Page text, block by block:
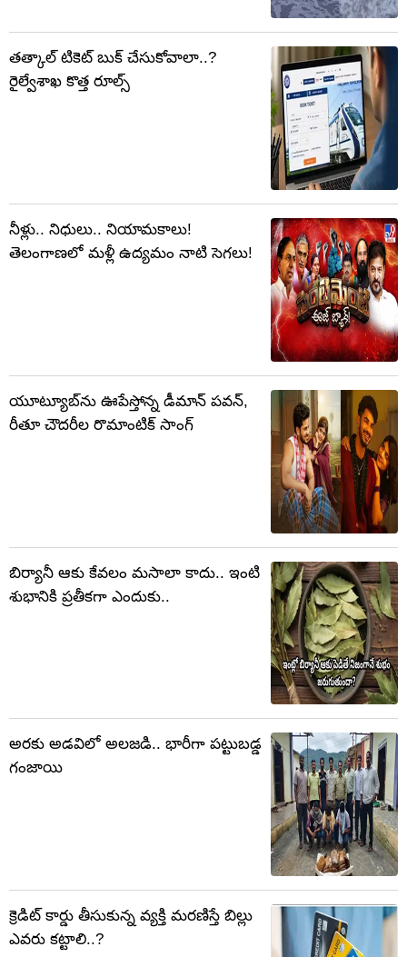
తత్కాల్ టికెట్ బుక్ చేసుకోవాలా..?
రైల్వేశాఖ కొత్త రూల్స్
నీళ్లు.. నిధులు.. నియామకాలు!
తెలంగాణలో మళ్లీ ఉద్యమం నాటి సెగలు!
యూట్యూబ్‌ను ఊపేస్తోన్న డీమాన్ పవన్,
రీతూ చౌదరీల రొమాంటిక్ సాంగ్
బిర్యానీ ఆకు కేవలం మసాలా కాదు.. ఇంటి
శుభానికి ప్రతీకగా ఎందుకు..
అరకు అడవిలో అలజడి.. భారీగా పట్టుబడ్డ
గంజాయి
క్రెడిట్ కార్డు తీసుకున్న వ్యక్తి మరణిస్తే బిల్లు
ఎవరు కట్టాలి..?